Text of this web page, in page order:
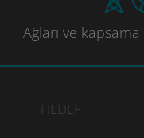
Ağları ve kapsama
HEDEF